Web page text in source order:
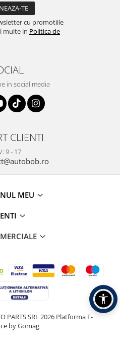
cu promotiile
multe in Politica de
in social media
CLIENTI
9 - 17
MEU
PARTS SRL 2026 Platforma E-
by Gomag